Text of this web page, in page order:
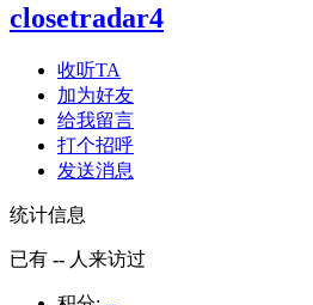
closetradar4
收听TA
加为好友
给我留言
打个招呼
发送消息
统计信息
已有 -- 人来访过